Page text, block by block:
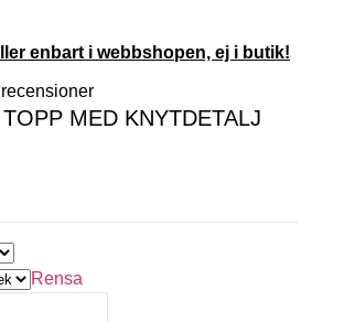
enbart i webbshopen, ej i butik!
recensioner
MED KNYTDETALJ
Rensa